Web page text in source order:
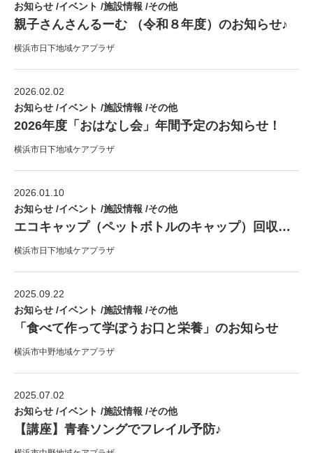
お知らせ /イベント /施設情報 /その他
親子さんさんるーむ （令和８年度）のお知らせ♪
横浜市日下地域ケアプラザ
2026.02.02
お知らせ /イベント /施設情報 /その他
2026年度「おはなし会」年間予定のお知らせ！
横浜市日下地域ケアプラザ
2026.01.10
お知らせ /イベント /施設情報 /その他
エコキャップ（ペットボトルのキャップ）回収のお礼！
横浜市日下地域ケアプラザ
2025.09.22
お知らせ /イベント /施設情報 /その他
「食べて作って学ぼうお口と栄養」のお知らせ
横浜市中野地域ケアプラザ
2025.07.02
お知らせ /イベント /施設情報 /その他
【講座】青春ソングでフレイル予防♪